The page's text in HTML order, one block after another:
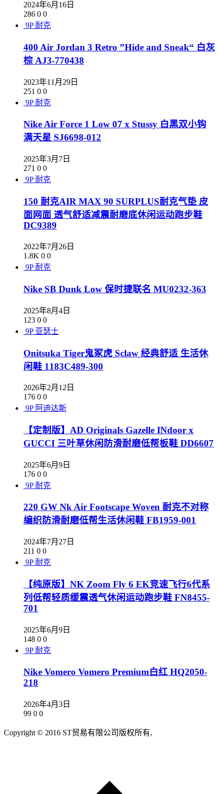
2024年6月16日
286 0 0
9P 耐克
400 Air Jordan 3 Retro ”Hide and Sneak“ 白灰
棕 AJ3-770438
2023年11月29日
251 0 0
9P 耐克
Nike Air Force 1 Low 07 x Stussy 白黑双小钩
满天星 SJ6698-012
2025年3月7日
271 0 0
9P 耐克
150 耐克AIR MAX 90 SURPLUS耐克气垫 皮
面网面 透气舒适减震耐磨底休闲运动跑步鞋
DC9389
2022年7月26日
1.8K 0 0
9P 耐克
Nike SB Dunk Low 保时捷联名 MU0232-363
2025年8月4日
123 0 0
9P 亚瑟士
Onitsuka Tiger鬼冢虎 Sclaw 经典舒适 生活休
闲鞋 1183C489-300
2026年2月12日
176 0 0
9P 阿迪达斯
【定制版】AD Originals Gazelle INdoor x
GUCCI 三叶草休闲防滑耐磨低帮板鞋 DD6607
2025年6月9日
176 0 0
9P 耐克
220 GW Nk Air Footscape Woven 耐克不对称
编织防滑耐磨低帮生活休闲鞋 FB1959-001
2024年7月27日
211 0 0
9P 耐克
【纯原版】NK Zoom Fly 6 EK竞速飞行6代系
列低帮轻质缓震透气休闲运动跑步鞋 FN8455-
701
2025年6月9日
148 0 0
9P 耐克
Nike Vomero Vomero Premium白红 HQ2050-
218
2026年4月3日
99 0 0
Copyright © 2016 ST贸易有限公司版权所有,